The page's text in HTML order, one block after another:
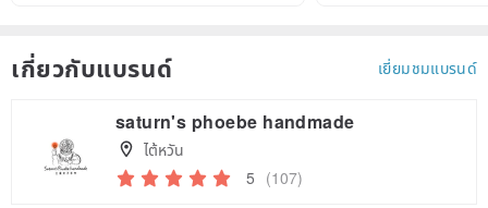
เกี่ยวกับแบรนด์ เยี่ยมชมแบรนด์
saturn's phoebe handmade
ไต้หวัน
5 (107)